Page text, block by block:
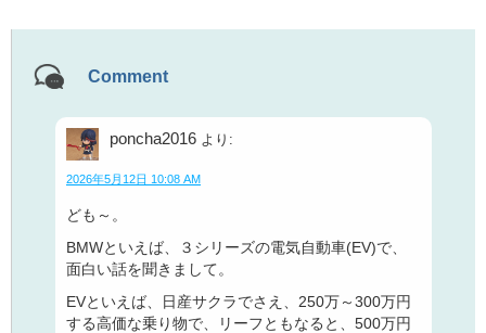
Comment
poncha2016 より:
2026年5月12日 10:08 AM
ども～。
BMWといえば、３シリーズの電気自動車(EV)で、
面白い話を聞きまして。
EVといえば、日産サクラでさえ、250万～300万円
する高価な乗り物で、リーフともなると、500万円